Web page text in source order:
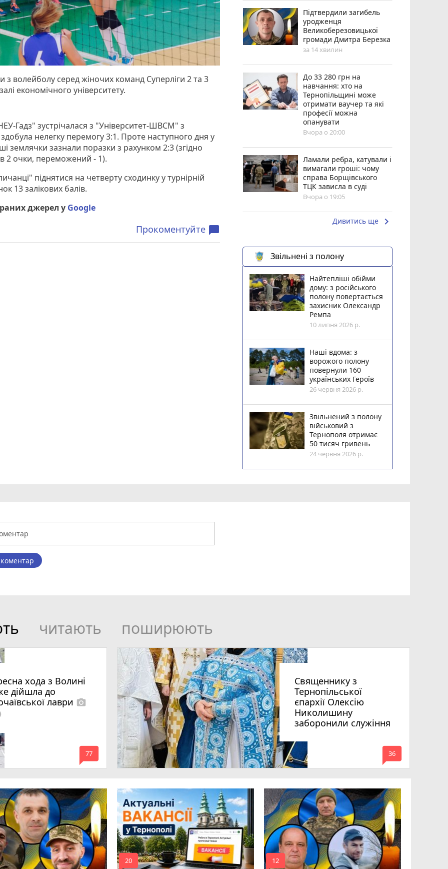
з волейболу серед жіночих команд Суперліги 2 та 3
економічного університету.
Гадз" зустрічалася з "Університет-ШВСМ" з
нелегку перемогу 3:1. Проте наступного дня у
землячки зазнали поразки з рахунком 2:3 (згідно
2 очки, переможений - 1).
піднятися на четверту сходинку у турнірній
13 залікових балів.
джерел у Google
Прокоментуйте chat_bubble
Підтвердили загибель
уродженця
Великоберезовицької
громади Дмитра Березка
за 14 хвилин
До 33 280 грн на
навчання: хто на
Тернопільщині може
отримати ваучер та які
професії можна
опанувати
Вчора о 20:00
Ламали ребра, катували і
вимагали гроші: чому
справа Борщівського
ТЦК зависла в суді
Вчора о 19:05
Дивитись ще keyboard_arrow_right
Звільнені з полону
Найтепліші обійми
дому: з російського
полону повертається
захисник Олександр
Ремпа
10 липня 2026 р.
Наші вдома: з
ворожого полону
повернули 160
українських Героїв
26 червня 2026 р.
Звільнений з полону
військовий з
Тернополя отримає
50 тисяч гривень
24 червня 2026 р.
читають поширюють
хода з Волині
дійшла до
лаври photo_camera
mode_comment
77
Священнику з
Тернопільської
єпархії Олексію
Николишину
заборонили служіння
mode_comment
36
mode_comment
20 mode_comment
12